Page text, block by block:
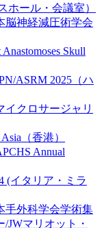
ホール・会議室）
脳神経減圧術学会
Anastomoses Skull
ASRM 2025（ハ
イクロサージャリ
（香港）
Annual
(イタリア・ミラ
手外科学会学術集
JWマリオット・